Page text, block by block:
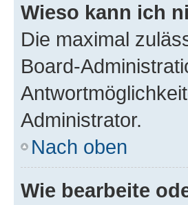
Wieso kann ich
Die maximal
Board-
Administrator.
Nach oben
Wie bearbeite